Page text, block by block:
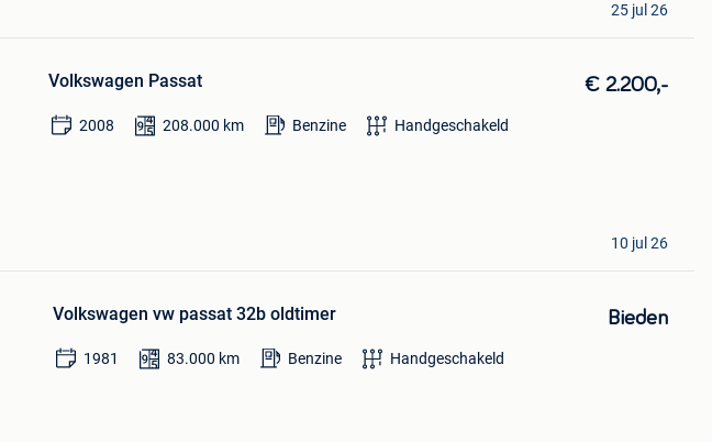
25 jul 26
Volkswagen Passat € 2.200,-
2008 208.000 km Benzine Handgeschakeld
10 jul 26
Volkswagen vw passat 32b oldtimer Bieden
1981 83.000 km Benzine Handgeschakeld